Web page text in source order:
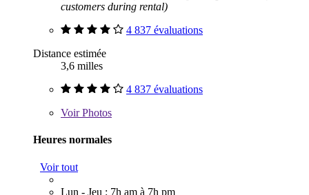
customers during rental)
4 837 évaluations
Distance estimée
3,6 milles
4 837 évaluations
VoirPhotos
Heures normales
Voir tout
Lun - Jeu : 7h am à 7h pm